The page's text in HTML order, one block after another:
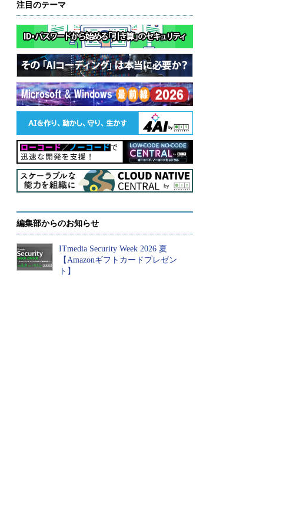
注目のテーマ
編集部からのお知らせ
ITmedia Security Week 2026 夏
【Amazonギフトカードプレゼン
ト】